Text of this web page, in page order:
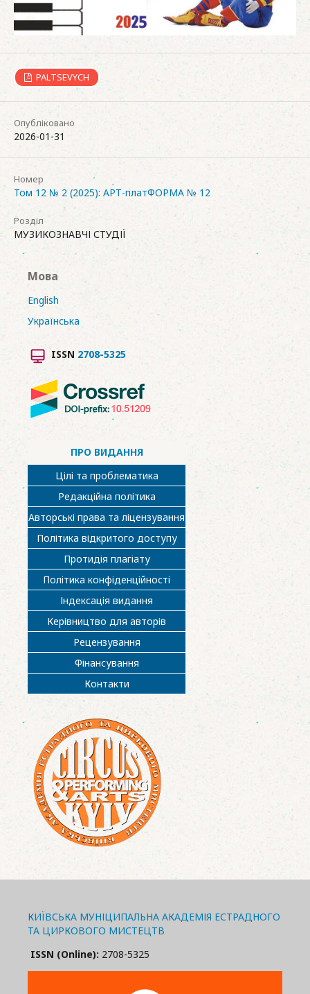
PALTSEVYCH
Опубліковано
2026-01-31
Номер
Том 12 № 2 (2025): АРТ-платФОРМА № 12
Розділ
МУЗИКОЗНАВЧІ СТУДІЇ
Мова
English
Українська
ISSN 2708-5325
ПРО ВИДАННЯ
Цілі та проблематика
Редакційна політика
Авторські права та ліцензування
Політика відкритого доступу
Протидія плагіату
Політика конфіденційності
Індексація видання
Керівництво для авторів
Рецензування
Фінансування
Контакти
КИЇВСЬКА МУНІЦИПАЛЬНА АКАДЕМІЯ ЕСТРАДНОГО
ТА ЦИРКОВОГО МИСТЕЦТВ
ISSN (Online): 2708-5325